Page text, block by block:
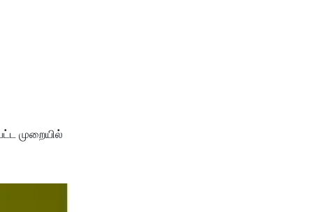
முறையில்